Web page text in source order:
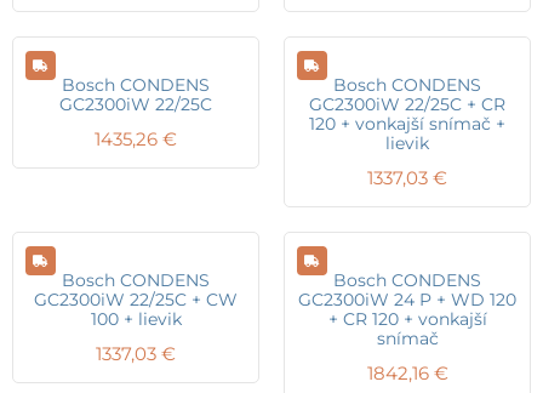
Bosch CONDENS
GC2300iW 22/25C
1435,26 €
Bosch CONDENS
GC2300iW 22/25C + CR
120 + vonkajší snímač +
lievik
1337,03 €
Bosch CONDENS
GC2300iW 22/25C + CW
100 + lievik
1337,03 €
Bosch CONDENS
GC2300iW 24 P + WD 120
+ CR 120 + vonkajší
snímač
1842,16 €